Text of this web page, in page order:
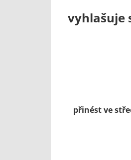
vyhlašuje
přinést ve